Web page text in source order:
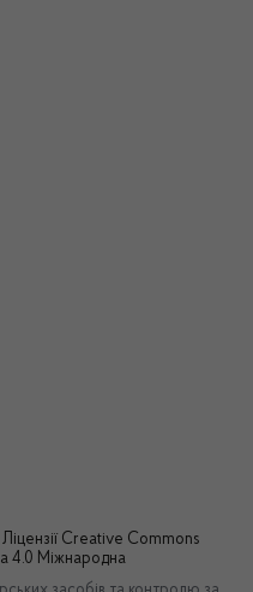
Ліцензії Creative Commons
4.0 Міжнародна